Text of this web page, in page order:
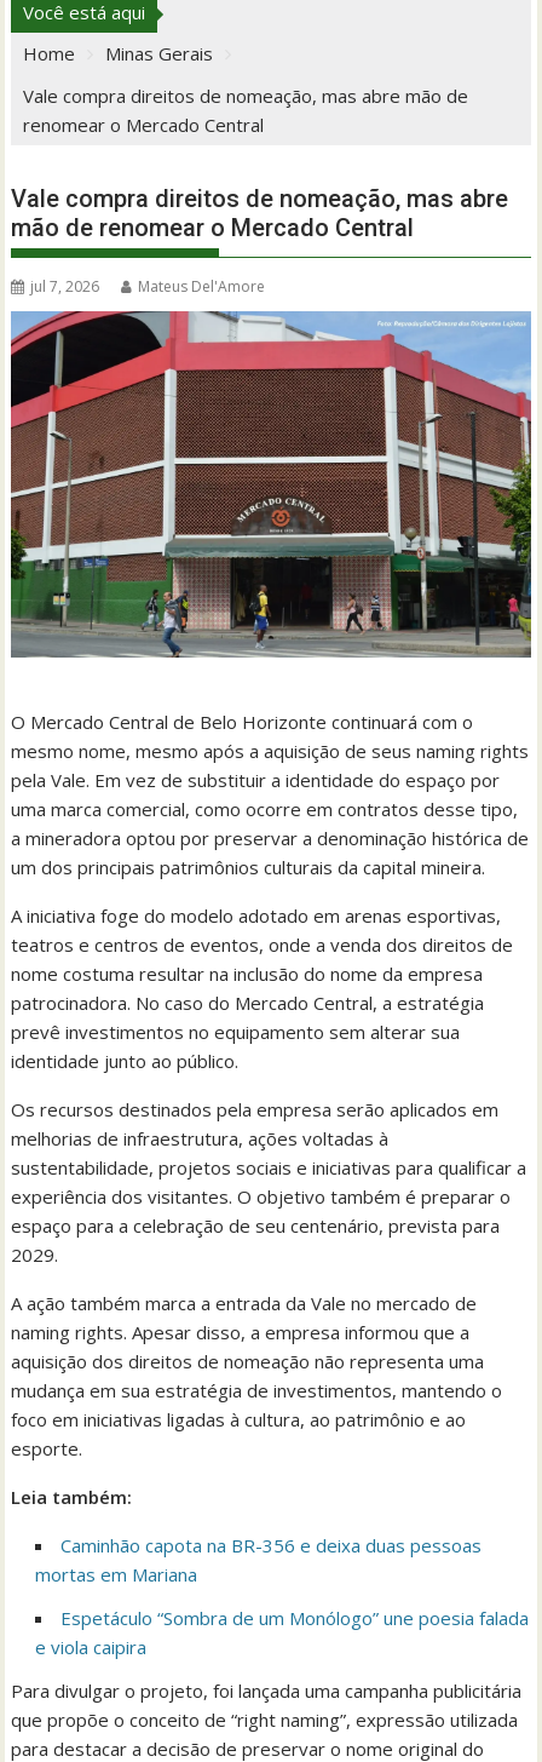
Você está aqui
Home
Minas Gerais
Vale compra direitos de nomeação, mas abre mão de
renomear o Mercado Central
Vale compra direitos de nomeação, mas abre
mão de renomear o Mercado Central
jul 7, 2026 Mateus Del'Amore
O Mercado Central de Belo Horizonte continuará com o
mesmo nome, mesmo após a aquisição de seus naming rights
pela Vale. Em vez de substituir a identidade do espaço por
uma marca comercial, como ocorre em contratos desse tipo,
a mineradora optou por preservar a denominação histórica de
um dos principais patrimônios culturais da capital mineira.
A iniciativa foge do modelo adotado em arenas esportivas,
teatros e centros de eventos, onde a venda dos direitos de
nome costuma resultar na inclusão do nome da empresa
patrocinadora. No caso do Mercado Central, a estratégia
prevê investimentos no equipamento sem alterar sua
identidade junto ao público.
Os recursos destinados pela empresa serão aplicados em
melhorias de infraestrutura, ações voltadas à
sustentabilidade, projetos sociais e iniciativas para qualificar a
experiência dos visitantes. O objetivo também é preparar o
espaço para a celebração de seu centenário, prevista para
2029.
A ação também marca a entrada da Vale no mercado de
naming rights. Apesar disso, a empresa informou que a
aquisição dos direitos de nomeação não representa uma
mudança em sua estratégia de investimentos, mantendo o
foco em iniciativas ligadas à cultura, ao patrimônio e ao
esporte.
Leia também:
Caminhão capota na BR-356 e deixa duas pessoas
mortas em Mariana
Espetáculo “Sombra de um Monólogo” une poesia falada
e viola caipira
Para divulgar o projeto, foi lançada uma campanha publicitária
que propõe o conceito de “right naming”, expressão utilizada
para destacar a decisão de preservar o nome original do